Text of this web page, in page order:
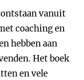
vanuit
coaching en
hebben aan
Het boek
en vele